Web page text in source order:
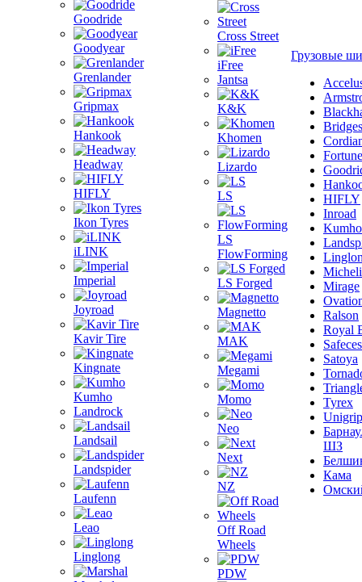
Goodride
Goodyear
Grenlander
Gripmax
Hankook
Headway
HIFLY
Ikon Tyres
iLINK
Imperial
Joyroad
Kavir Tire
Kingnate
Kumho
Landrock
Landsail
Landspider
Laufenn
Leao
Linglong
Cross Street
iFree
Jantsa
K&K
Khomen
Lizardo
LS
LS
FlowForming
LS Forged
Magnetto
MAK
Megami
Momo
Neo
Next
NZ
Off Road
Wheels
PDW
Грузовые
Fortune
HIFLY
Inroad
Kumho
Mirage
Ralson
Royal
Satoya
Tyrex
Unigrip
ШЗ
Кама